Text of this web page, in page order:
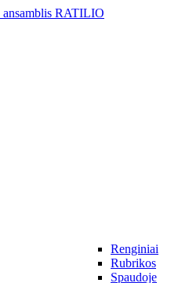
Renginiai
Rubrikos
Spaudoje